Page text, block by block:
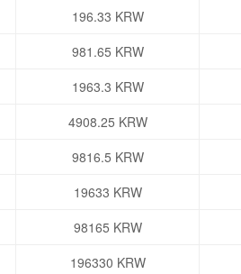
196.33 KRW
981.65 KRW
1963.3 KRW
4908.25 KRW
9816.5 KRW
19633 KRW
98165 KRW
196330 KRW